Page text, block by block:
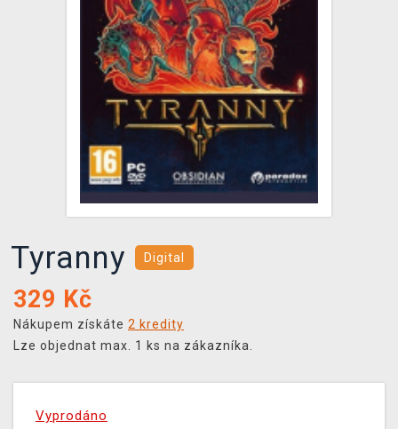
XZONE KLUB
TCG & BOARDGAME HUB
VÝKUP HER (BAZAR)
Tyranny Digital
329 Kč
Nákupem získáte 2 kredity
Lze objednat max. 1 ks na zákazníka.
Vyprodáno